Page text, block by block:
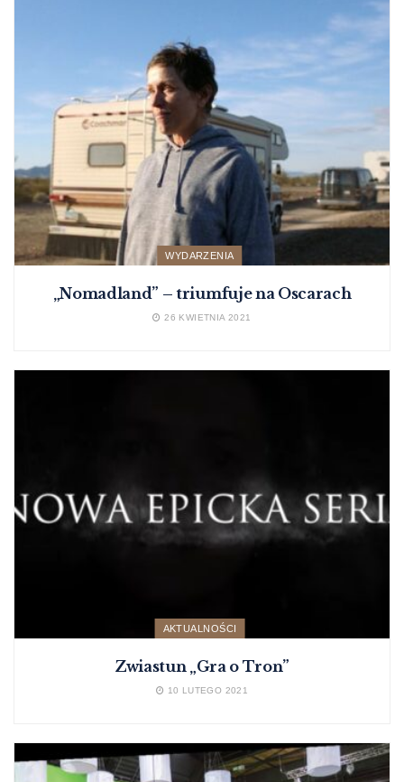
WYDARZENIA
„Nomadland” – triumfuje na Oscarach
26 KWIETNIA 2021
AKTUALNOŚCI
Zwiastun „Gra o Tron”
10 LUTEGO 2021